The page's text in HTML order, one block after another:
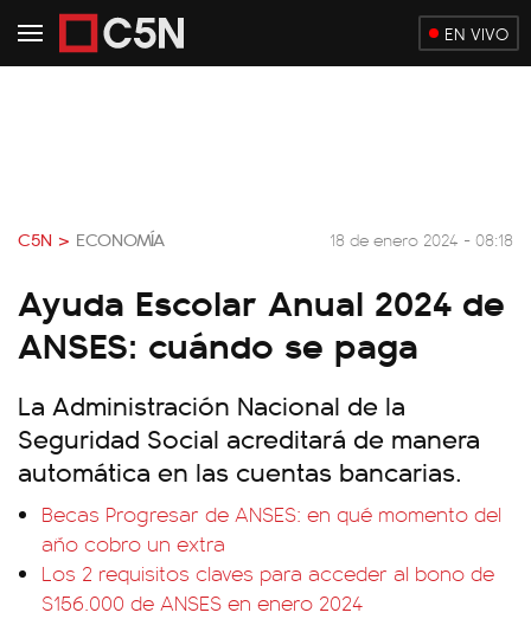
EN VIVO
C5N > ECONOMÍA 18 de enero 2024 - 08:18
Ayuda Escolar Anual 2024 de
ANSES: cuándo se paga
La Administración Nacional de la
Seguridad Social acreditará de manera
automática en las cuentas bancarias.
Becas Progresar de ANSES: en qué momento del
año cobro un extra
Los 2 requisitos claves para acceder al bono de
$156.000 de ANSES en enero 2024